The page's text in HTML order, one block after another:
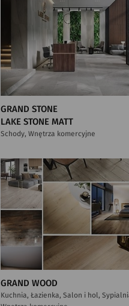
GRAND STONE
LAKE STONE MATT
Schody, Wnętrza komercyjne
GRAND WOOD
Kuchnia, Łazienka, Salon i hol,